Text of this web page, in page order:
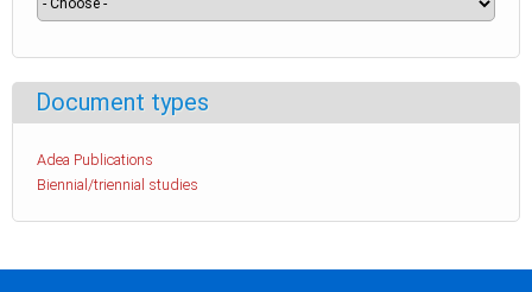
Document types
Adea Publications
Biennial/triennial studies